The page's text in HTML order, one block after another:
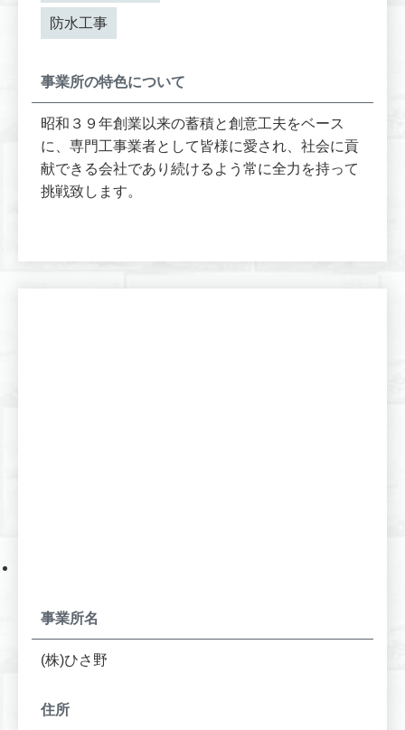
防水工事
事業所の特色について
昭和３９年創業以来の蓄積と創意工夫をベース
に、専門工事業者として皆様に愛され、社会に貢
献できる会社であり続けるよう常に全力を持って
挑戦致します。
事業所名
(株)ひさ野
住所